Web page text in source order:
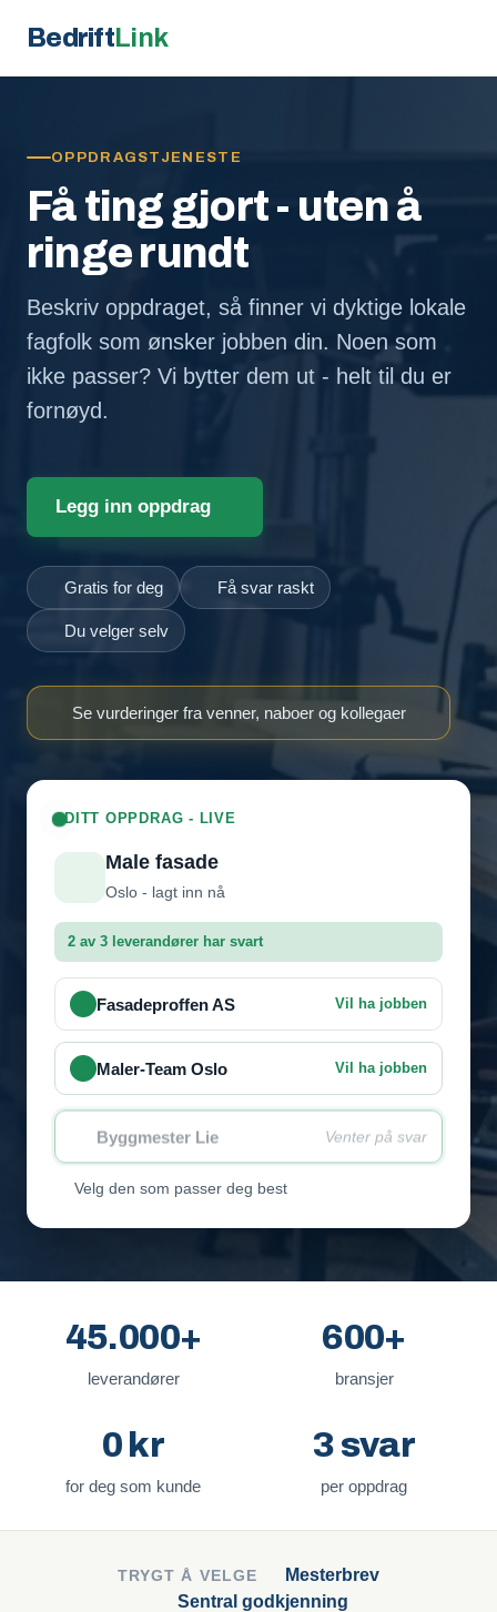
BedriftLink
OPPDRAGSTJENESTE
Få ting gjort - uten å
ringe rundt
Beskriv oppdraget, så finner vi dyktige lokale
fagfolk som ønsker jobben din. Noen som
ikke passer? Vi bytter dem ut - helt til du er
fornøyd.
Legg inn oppdrag
Gratis for deg Få svar raskt
Du velger selv
Se vurderinger fra venner, naboer og kollegaer
DITT OPPDRAG - LIVE
Male fasade
Oslo - lagt inn nå
2 av 3 leverandører har svart
Fasadeproffen AS Vil ha jobben
Maler-Team Oslo Vil ha jobben
Byggmester Lie Venter på svar
Velg den som passer deg best
45.000+
leverandører
600+
bransjer
0 kr
for deg som kunde
3 svar
per oppdrag
TRYGT Å VELGE
Mesterbrev
Sentral godkjenning